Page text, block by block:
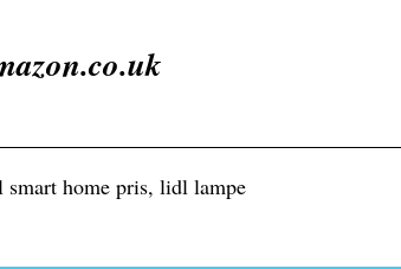
home pris, lidl lampe